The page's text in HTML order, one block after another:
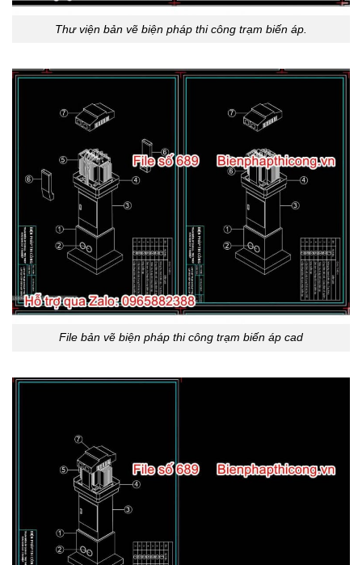
Thư viện bản vẽ biện pháp thi công trạm biến áp.
File bản vẽ biện pháp thi công trạm biến áp cad